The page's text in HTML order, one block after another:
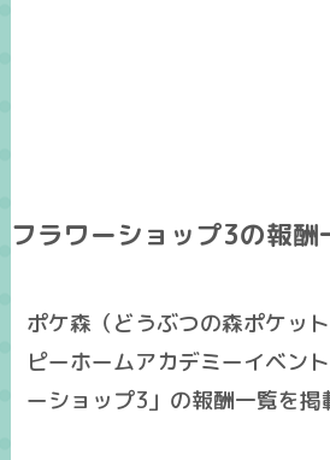
フラワーショップ3の報酬
ポケ森（どうぶつの森ポケッ
ピーホームアカデミーイベン
ーショップ3」の報酬一覧を掲